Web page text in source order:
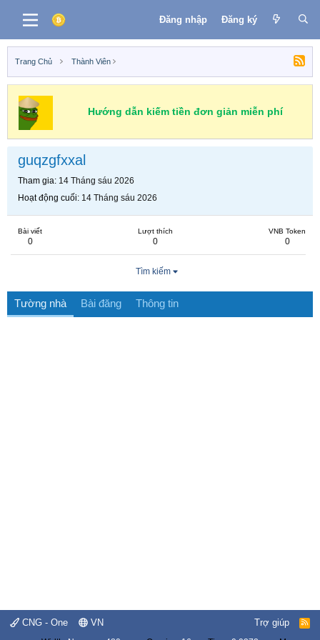
Đăng nhập Đăng ký
Trang Chủ Thành Viên
Hướng dẫn kiếm tiền đơn giản miễn phí
guqzgfxxal
Tham gia 14 Tháng sáu 2026
Hoạt động cuối 14 Tháng sáu 2026
Bài viết
0
Lượt thích
0
VNB Token
0
Tìm kiếm
Tường nhà Bài đăng Thông tin
CNG - One VN Trợ giúp
R